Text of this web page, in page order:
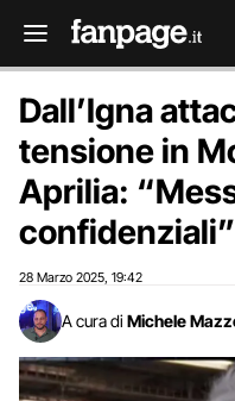
Dall’Igna
tensione in
Aprilia:
confidenziali”
28 Marzo 2025 19:42
A cura di Michele